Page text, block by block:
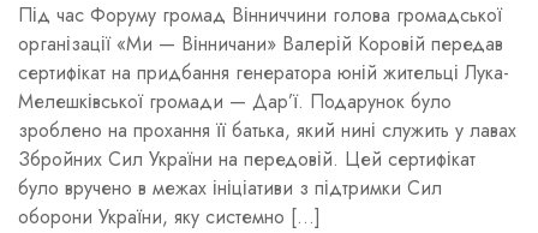
Під час Форуму громад Вінниччини голова громадської
організації «Ми — Вінничани» Валерій Коровій передав
сертифікат на придбання генератора юній жительці Лука-
Мелешківської громади — Дар’ї. Подарунок було
зроблено на прохання її батька, який нині служить у лавах
Збройних Сил України на передовій. Цей сертифікат
було вручено в межах ініціативи з підтримки Сил
оборони України, яку системно […]